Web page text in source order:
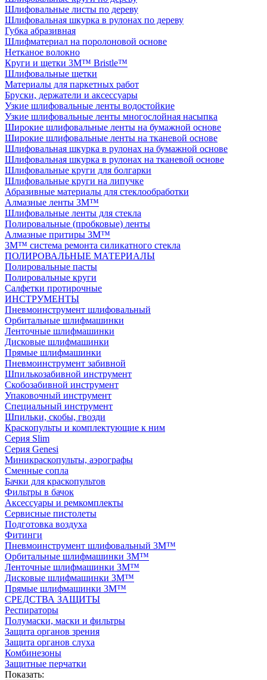
Шлифовальные листы по дереву
Шлифовальная шкурка в рулонах по дереву
Губка абразивная
Шлифматериал на поролоновой основе
Нетканое волокно
Круги и щетки 3M™ Bristle™
Шлифовальные щетки
Материалы для паркетных работ
Бруски, держатели и аксессуары
Узкие шлифовальные ленты водостойкие
Узкие шлифовальные ленты многослойная насыпка
Широкие шлифовальные ленты на бумажной основе
Широкие шлифовальные ленты на тканевой основе
Шлифовальная шкурка в рулонах на бумажной основе
Шлифовальная шкурка в рулонах на тканевой основе
Шлифовальные круги для болгарки
Шлифовальные круги на липучке
Абразивные материалы для стеклообработки
Алмазные ленты 3M™
Шлифовальные ленты для стекла
Полировальные (пробковые) ленты
Алмазные притиры 3M™
3M™ cистема ремонта силикатного стекла
ПОЛИРОВАЛЬНЫЕ МАТЕРИАЛЫ
Полировальные пасты
Полировальные круги
Салфетки протирочные
ИНСТРУМЕНТЫ
Пневмоинструмент шлифовальный
Орбитальные шлифмашинки
Ленточные шлифмашинки
Дисковые шлифмашинки
Прямые шлифмашинки
Пневмоинструмент забивной
Шпилькозабивной инструмент
Скобозабивной инструмент
Упаковочный инструмент
Специальный инструмент
Шпильки, скобы, гвозди
Краскопульты и комплектующие к ним
Серия Slim
Серия Genesi
Миникраскопульты, аэрографы
Сменные сопла
Бачки для краскопультов
Фильтры в бачок
Аксессуары и ремкомплекты
Сервисные пистолеты
Подготовка воздуха
Фитинги
Пневмоинструмент шлифовальный 3M™
Орбитальные шлифмашинки 3M™
Ленточные шлифмашинки 3M™
Дисковые шлифмашинки 3M™
Прямые шлифмашинки 3M™
СРЕДСТВА ЗАЩИТЫ
Респираторы
Полумаски, маски и фильтры
Защита органов зрения
Защита органов слуха
Комбинезоны
Защитные перчатки
Показать: